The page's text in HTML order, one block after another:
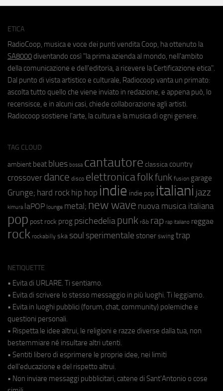
ETICA
RadioCoop, musica e voce dei punti vendita Coop, ha ottenuto la
SA8000 diventando così "la prima azienda al mondo, nell'ambito
della comunicazione e dell'editoria, a ricevere la Certificazione etica".
Dal punto di vista artistico e culturale, Radiocoop vanta un primato:
ascolta tutto quello che viene inviato in redazione, e appena può, lo
recensisce, e in alcuni casi, chiede collaborazione agli artisti.
Radiocoop sostiene l'arte, la cultura e la musica di ogni genere.
TAG CLOUD
ambient beat blues bossa cantautore classica country
crossover dance disco elettronicafolkfunk fusion garage
Grunge; hard rock hip hop indie indie pop italiani jazz
kimura laPOP lounge metal; new wave nuova musica italiana
pop post rock prog psichedeliapunk r&b rap rap italiano reggae
rock rockabilly ska soul sperimentale stoner swing trap
NETIQUETTE
• Evita di URLARE. Ti sentiamo.
• Evita di scrivere lo stesso messaggio in più luoghi. Ti leggiamo.
• Evita in luoghi pubblici (forum, chat, community) polemiche e
questioni personali.
• Rispetta le idee altrui, le religioni e razze diverse dalla tua, non
bestemmiare né insultare altri utenti.
• Sentiti libero di esprimere le proprie idee, nei limiti
dell'educazione e del rispetto altrui.
• Non inviare messaggi pubblicitari, catene di Sant'Antonio o cose